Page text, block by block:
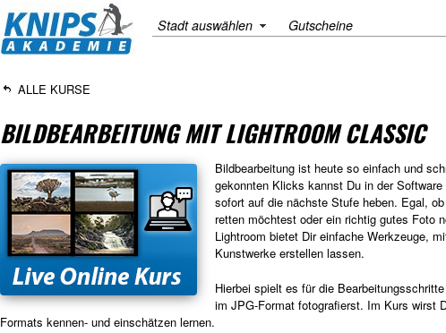
Stadt auswählen Gutscheine
ALLE KURSE
BILDBEARBEITUNG MIT LIGHTROOM CLASSIC
Bildbearbeitung ist heute so einfach und
gekonnten Klicks kannst Du in der
sofort auf die nächste Stufe heben. Egal,
retten möchtest oder ein richtig gutes Foto
Lightroom bietet Dir einfache Werkzeuge,
Kunstwerke erstellen lassen.
Hierbei spielt es für die
im JPG-Format fotografierst. Im Kurs wirst
Formats kennen- und einschätzen lernen.